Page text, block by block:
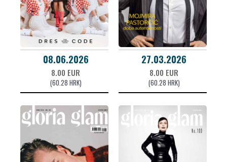
08.06.2026
8.00 EUR
(60.28 HRK)
27.03.2026
8.00 EUR
(60.28 HRK)